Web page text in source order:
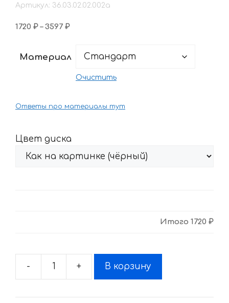
Артикул: 36.03.02.02.002a
1720 ₽ – 3597 ₽Диапазон
–
Материал
Очистить
Ответы про материалы тут
Цвет диска
Итого 1720 ₽
-
Количество
Комплект
+ В корзину